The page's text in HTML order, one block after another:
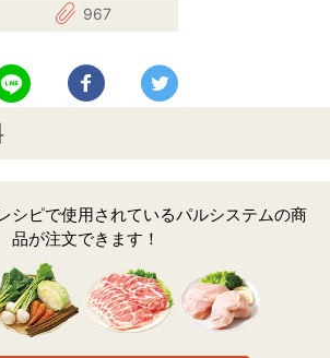
967
LINEで送る Facebookでシェアする
シピで使用されているパルシステムの商
品が注文できます！